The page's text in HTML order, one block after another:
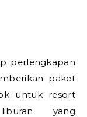
perlengkapan
paket
untuk resort
yang